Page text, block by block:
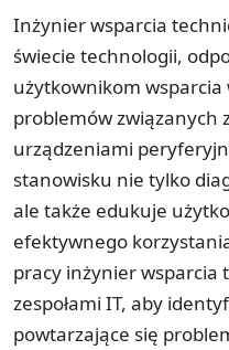
Inżynier wsparcia
świecie technologii,
użytkownikom wsparcia
problemów związanych
urządzeniami
stanowisku nie tylko
ale także edukuje
efektywnego
pracy inżynier wsparcia
zespołami IT, aby
powtarzające się